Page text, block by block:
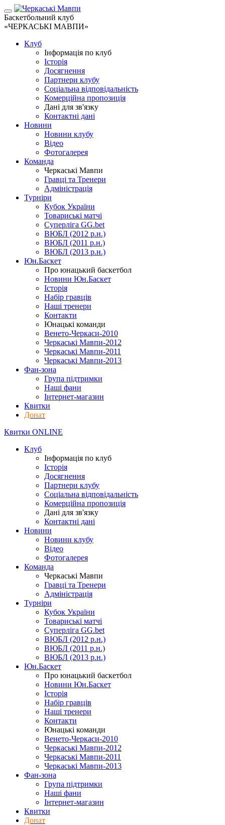
Баскетбольний клуб
«ЧЕРКАСЬКІ МАВПИ»
Клуб
Інформація по клуб
Історія
Досягнення
Партнери клубу
Соціальна відповідальність
Комерційна пропозиція
Дані для зв'язку
Контактні дані
Новини
Новини клубу
Відео
Фотогалерея
Команда
Черкаські Мавпи
Гравці та Тренери
Адміністрація
Турніри
Кубок України
Товариські матчі
Суперліга GG.bet
ВЮБЛ (2012 р.н.)
ВЮБЛ (2011 р.н.)
ВЮБЛ (2013 р.н.)
Юн.Баскет
Про юнацький баскетбол
Новини Юн.Баскет
Історія
Набір гравців
Наші тренери
Контакти
Юнацькі команди
Венето-Черкаси-2010
Черкаські Мавпи-2012
Черкаські Мавпи-2011
Черкаські Мавпи-2013
Фан-зона
Група підтримки
Наші фани
Інтернет-магазин
Квитки
Донат
Квитки ONLINE
Клуб
Інформація по клуб
Історія
Досягнення
Партнери клубу
Соціальна відповідальність
Комерційна пропозиція
Дані для зв'язку
Контактні дані
Новини
Новини клубу
Відео
Фотогалерея
Команда
Черкаські Мавпи
Гравці та Тренери
Адміністрація
Турніри
Кубок України
Товариські матчі
Суперліга GG.bet
ВЮБЛ (2012 р.н.)
ВЮБЛ (2011 р.н.)
ВЮБЛ (2013 р.н.)
Юн.Баскет
Про юнацький баскетбол
Новини Юн.Баскет
Історія
Набір гравців
Наші тренери
Контакти
Юнацькі команди
Венето-Черкаси-2010
Черкаські Мавпи-2012
Черкаські Мавпи-2011
Черкаські Мавпи-2013
Фан-зона
Група підтримки
Наші фани
Інтернет-магазин
Квитки
Донат